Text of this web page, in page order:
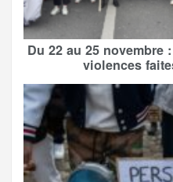
Du 22 au 25 novembre
violences